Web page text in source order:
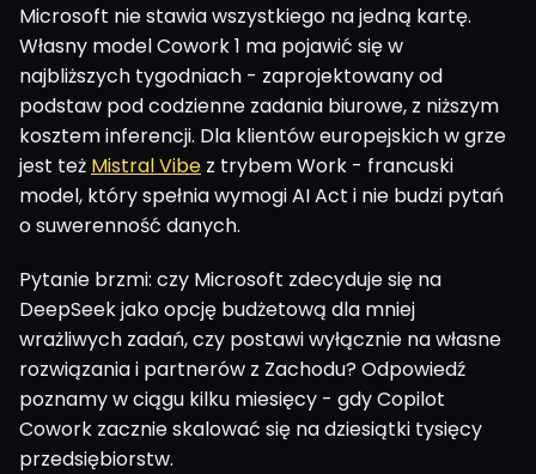
Microsoft nie stawia wszystkiego na jedną kartę.
Własny model Cowork 1 ma pojawić się w
najbliższych tygodniach - zaprojektowany od
podstaw pod codzienne zadania biurowe, z niższym
kosztem inferencji. Dla klientów europejskich w grze
jest też Mistral Vibe z trybem Work - francuski
model, który spełnia wymogi AI Act i nie budzi pytań
o suwerenność danych.
Pytanie brzmi: czy Microsoft zdecyduje się na
DeepSeek jako opcję budżetową dla mniej
wrażliwych zadań, czy postawi wyłącznie na własne
rozwiązania i partnerów z Zachodu? Odpowiedź
poznamy w ciągu kilku miesięcy - gdy Copilot
Cowork zacznie skalować się na dziesiątki tysięcy
przedsiębiorstw.